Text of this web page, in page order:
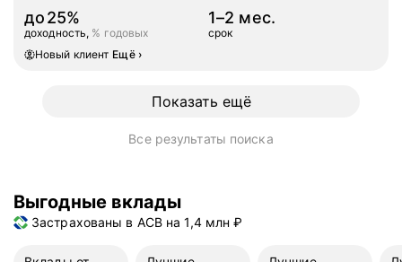
до25%
доходность, % годовых
1–2 мес.
срок
Новый клиент Ещё›
Показать ещё
Все результаты поиска
Выгодные вклады
Застрахованы в АСВ на 1,4 млн ₽